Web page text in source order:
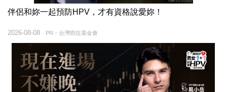
伴侶和妳一起預防HPV，才有資格說愛妳！
PR・台灣癌症基金會
2026-08-08